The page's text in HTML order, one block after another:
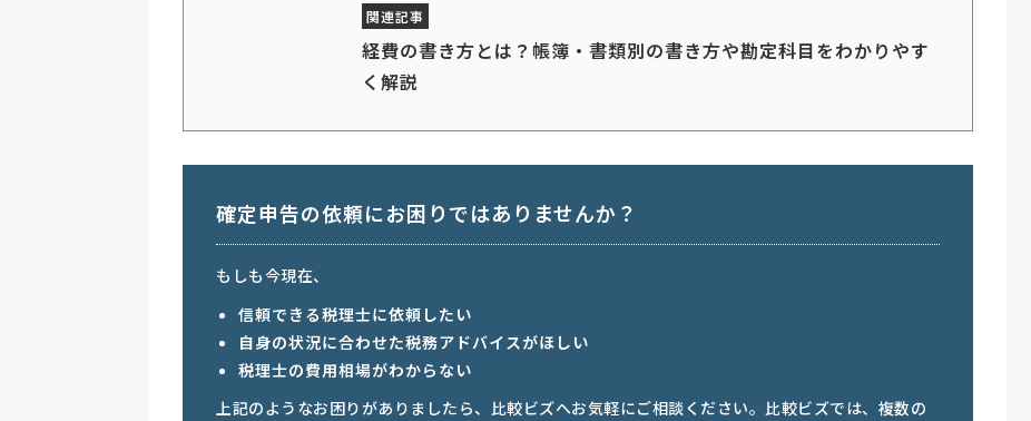
経費の書き方とは？帳簿・書類別の書き方や勘定科目をわかりやす
く解説
確定申告の依頼にお困りではありませんか？
もしも今現在、
信頼できる税理士に依頼したい
自身の状況に合わせた税務アドバイスがほしい
税理士の費用相場がわからない
上記のようなお困りがありましたら、比較ビズへお気軽にご相談ください。比較ビズでは、複数の